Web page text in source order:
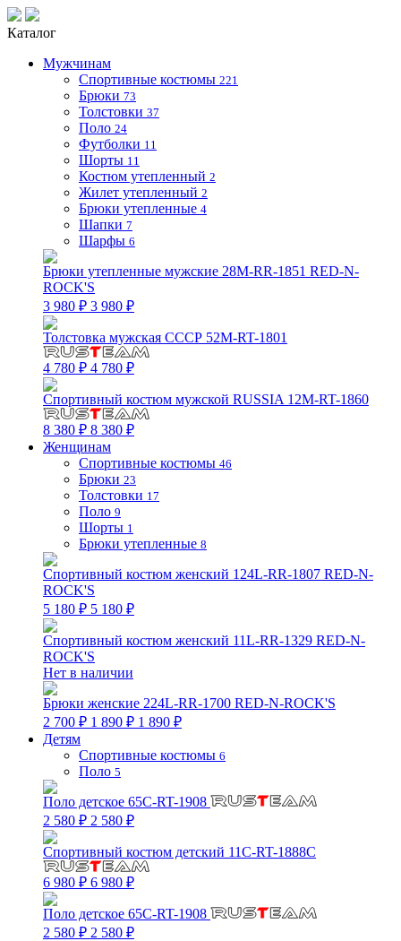
Каталог
Мужчинам
Спортивные костюмы 221
Брюки 73
Толстовки 37
Поло 24
Футболки 11
Шорты 11
Костюм утепленный 2
Жилет утепленный 2
Брюки утепленные 4
Шапки 7
Шарфы 6
Брюки утепленные мужские 28M-RR-1851 RED-N-
ROCK'S
3 980 ₽ 3 980 ₽
Толстовка мужская СССР 52M-RT-1801
4 780 ₽ 4 780 ₽
Спортивный костюм мужской RUSSIA 12M-RT-1860
8 380 ₽ 8 380 ₽
Женщинам
Спортивные костюмы 46
Брюки 23
Толстовки 17
Поло 9
Шорты 1
Брюки утепленные 8
Спортивный костюм женский 124L-RR-1807 RED-N-
ROCK'S
5 180 ₽ 5 180 ₽
Спортивный костюм женский 11L-RR-1329 RED-N-
ROCK'S
Нет в наличии
Брюки женские 224L-RR-1700 RED-N-ROCK'S
2 700 ₽ 1 890 ₽ 1 890 ₽
Детям
Спортивные костюмы 6
Поло 5
Поло детское 65C-RT-1908
2 580 ₽ 2 580 ₽
Спортивный костюм детский 11C-RT-1888C
6 980 ₽ 6 980 ₽
Поло детское 65C-RT-1908
2 580 ₽ 2 580 ₽